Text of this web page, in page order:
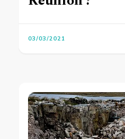
03/03/2021